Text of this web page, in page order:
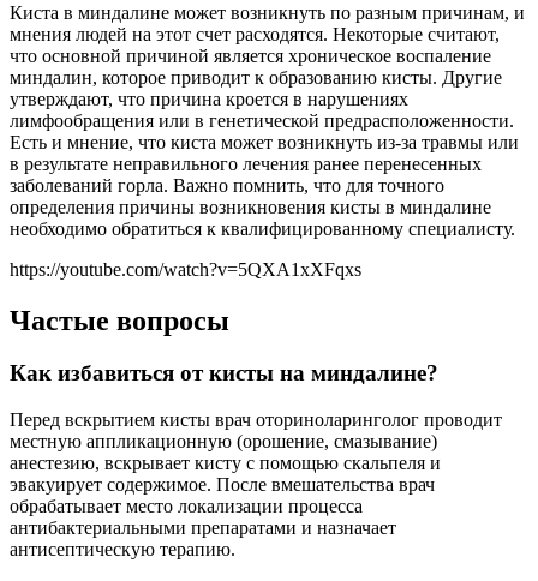
Киста в миндалине может возникнуть по разным причинам, и
мнения людей на этот счет расходятся. Некоторые считают,
что основной причиной является хроническое воспаление
миндалин, которое приводит к образованию кисты. Другие
утверждают, что причина кроется в нарушениях
лимфообращения или в генетической предрасположенности.
Есть и мнение, что киста может возникнуть из-за травмы или
в результате неправильного лечения ранее перенесенных
заболеваний горла. Важно помнить, что для точного
определения причины возникновения кисты в миндалине
необходимо обратиться к квалифицированному специалисту.
https://youtube.com/watch?v=5QXA1xXFqxs
Частые вопросы
Как избавиться от кисты на миндалине?
Перед вскрытием кисты врач оториноларинголог проводит
местную аппликационную (орошение, смазывание)
анестезию, вскрывает кисту с помощью скальпеля и
эвакуирует содержимое. После вмешательства врач
обрабатывает место локализации процесса
антибактериальными препаратами и назначает
антисептическую терапию.